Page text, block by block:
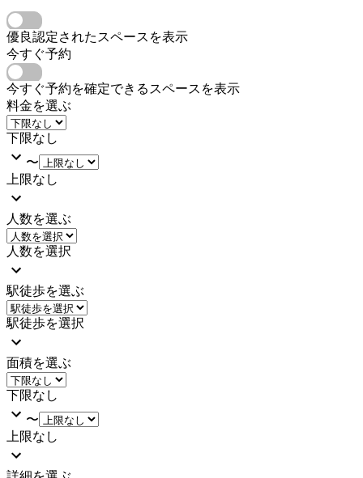
優良認定されたスペースを表示
今すぐ予約
今すぐ予約を確定できるスペースを表示
料金を選ぶ
下限なし
〜
上限なし
人数を選ぶ
人数を選択
駅徒歩を選ぶ
駅徒歩を選択
面積を選ぶ
下限なし
〜
上限なし